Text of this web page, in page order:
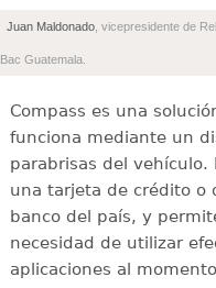
Juan Maldonado , vicepresidente de
Bac Guatemala.
Compass es una
funciona mediante un
parabrisas del vehículo.
una tarjeta de crédito o
banco del país, y
necesidad de utilizar
aplicaciones al